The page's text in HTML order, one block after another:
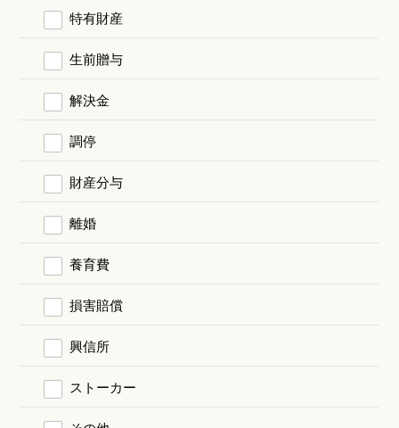
特有財産
生前贈与
解決金
調停
財産分与
離婚
養育費
損害賠償
興信所
ストーカー